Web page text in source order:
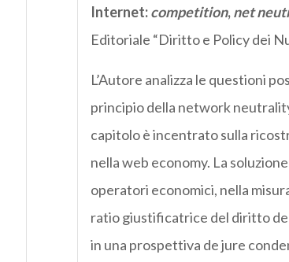
Internet:competition,net
Editoriale “Diritto e Policy dei
L’Autore analizza le questioni
principio della network
capitolo è incentrato sulla
nella web economy. La
operatori economici, nella
ratio giustificatrice del diritto
in una prospettiva de jure